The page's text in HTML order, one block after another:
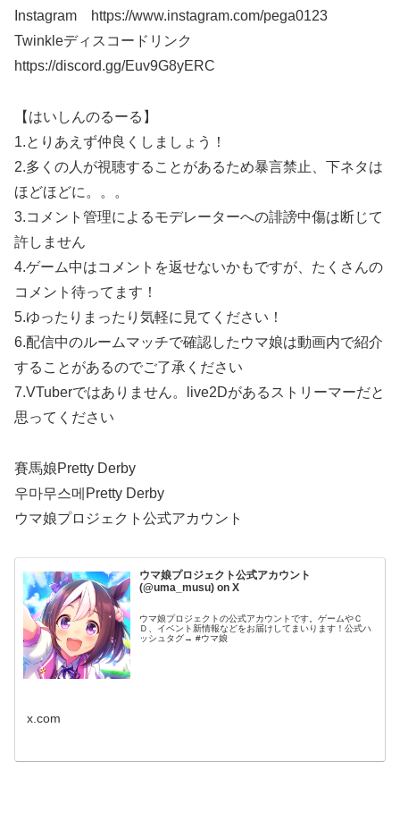
Instagram https://www.instagram.com/pega0123​​​
Twinkleディスコードリンク
https://discord.gg/Euv9G8yERC
【はいしんのるーる】
1.とりあえず仲良くしましょう！
2.多くの人が視聴することがあるため暴言禁止、下ネタは
ほどほどに。。。
3.コメント管理によるモデレーターへの誹謗中傷は断じて
許しません
4.ゲーム中はコメントを返せないかもですが、たくさんの
コメント待ってます！
5.ゆったりまったり気軽に見てください！
6.配信中のルームマッチで確認したウマ娘は動画内で紹介
することがあるのでご了承ください
7.VTuberではありません。live2Dがあるストリーマーだと
思ってください
賽馬娘Pretty Derby
우마무스메Pretty Derby
ウマ娘プロジェクト公式アカウント
ウマ娘プロジェクト公式アカウント
(@uma_musu) on X
ウマ娘プロジェクトの公式アカウントです。ゲームやＣ
Ｄ、イベント新情報などをお届けしてまいります！公式ハ
ッシュタグ→ #ウマ娘
x.com